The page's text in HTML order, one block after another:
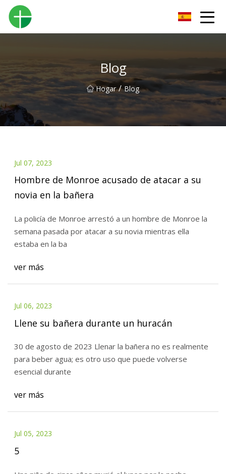
Blog
Hogar / Blog
Jul 07, 2023
Hombre de Monroe acusado de atacar a su
novia en la bañera
La policía de Monroe arrestó a un hombre de Monroe la
semana pasada por atacar a su novia mientras ella
estaba en la ba
ver más
Jul 06, 2023
Llene su bañera durante un huracán
30 de agosto de 2023 Llenar la bañera no es realmente
para beber agua; es otro uso que puede volverse
esencial durante
ver más
Jul 05, 2023
5